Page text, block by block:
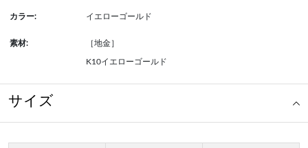
カラー: イエローゴールド
素材: ［地金］
K10イエローゴールド
サイズ